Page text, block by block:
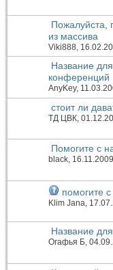
Пожалуйста,
из массива
Viki888,
Название
конференций
AnyKey,
стоит ли
ТД ЦВК ,
Помогите с
black,
помогите
Klim Jana ,
Название
Огафья Б,